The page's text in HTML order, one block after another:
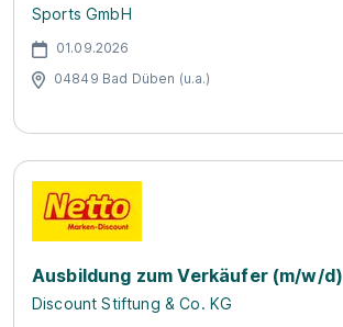
Sports GmbH
01.09.2026
04849 Bad Düben (u.a.)
Ausbildung zum Verkäufer (m/w/d)
Discount Stiftung & Co. KG